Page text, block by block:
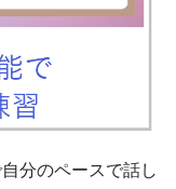
分のペースで話し